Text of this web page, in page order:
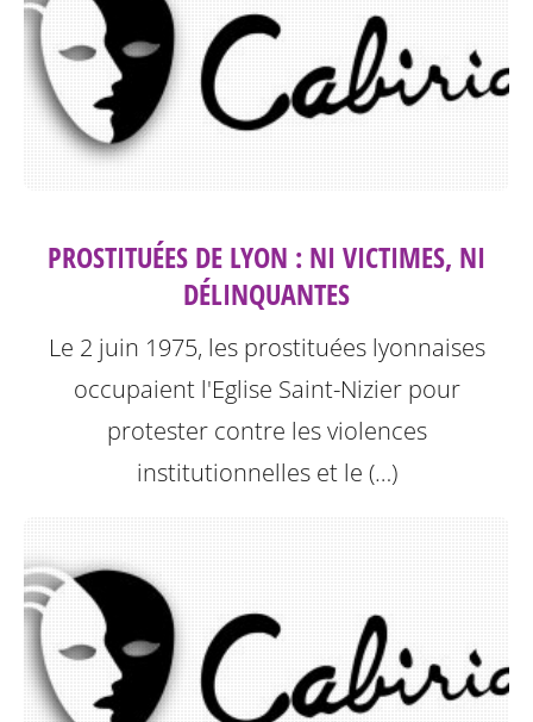
PROSTITUÉES DE LYON : NI VICTIMES, NI
DÉLINQUANTES
Le 2 juin 1975, les prostituées lyonnaises
occupaient l'Eglise Saint-Nizier pour
protester contre les violences
institutionnelles et le (…)